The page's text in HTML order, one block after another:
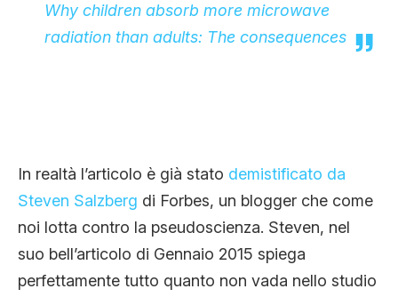
Why children absorb more microwave
radiation than adults: The consequences
In realtà l’articolo è già stato demistificato da
Steven Salzberg di Forbes, un blogger che come
noi lotta contro la pseudoscienza. Steven, nel
suo bell’articolo di Gennaio 2015 spiega
perfettamente tutto quanto non vada nello studio